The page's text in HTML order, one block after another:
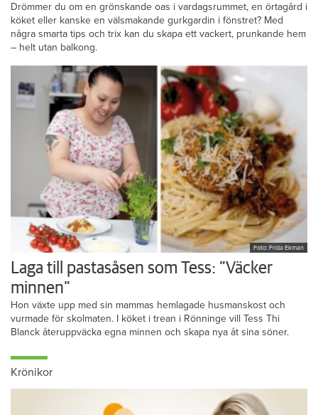
Drömmer du om en grönskande oas i vardagsrummet, en örtagård i
köket eller kanske en välsmakande gurkgardin i fönstret? Med
några smarta tips och trix kan du skapa ett vackert, prunkande hem
– helt utan balkong.
Foto: Frida Ekman
Laga till pastasåsen som Tess: ”Väcker
minnen”
Hon växte upp med sin mammas hemlagade husmanskost och
vurmade för skolmaten. I köket i trean i Rönninge vill Tess Thi
Blanck återuppväcka egna minnen och skapa nya åt sina söner.
Krönikor